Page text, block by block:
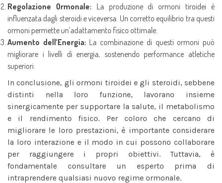
Regolazione Ormonale: La produzione di ormoni tiroidei è
influenzata dagli steroidi e viceversa. Un corretto equilibrio tra questi
ormoni permette un’adattamento fisico ottimale.
Aumento dell’Energia: La combinazione di questi ormoni può
migliorare i livelli di energia, sostenendo performance atletiche
superiori.
In conclusione, gli ormoni tiroidei e gli steroidi, sebbene
distinti nella loro funzione, lavorano insieme
sinergicamente per supportare la salute, il metabolismo
e il rendimento fisico. Per coloro che cercano di
migliorare le loro prestazioni, è importante considerare
la loro interazione e il modo in cui possono collaborare
per raggiungere i propri obiettivi. Tuttavia, è
fondamentale consultare un esperto prima di
intraprendere qualsiasi nuovo regime ormonale.